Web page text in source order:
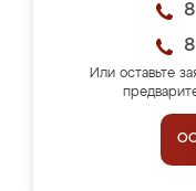
Или оставьте